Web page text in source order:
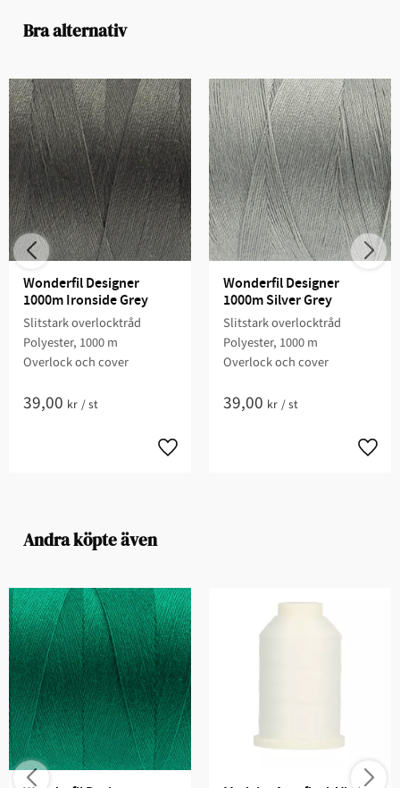
Bra alternativ
Wonderfil Designer
1000m Ironside Grey
Slitstark overlocktråd
Polyester, 1000 m
Overlock och cover
39,00 kr /st
Wonderfil Designer
1000m Silver Grey
Slitstark overlocktråd
Polyester, 1000 m
Overlock och cover
39,00 kr /st
Andra köpte även